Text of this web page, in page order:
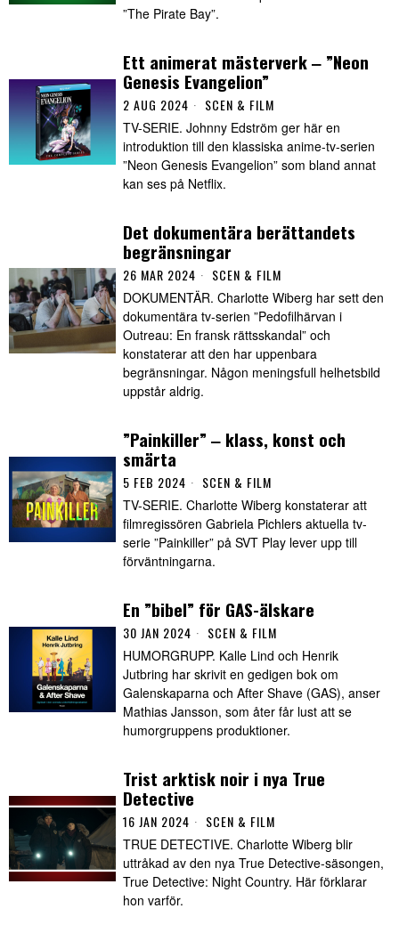
”The Pirate Bay”.
Ett animerat mästerverk ‒ ”Neon
Genesis Evangelion”
2 AUG 2024 SCEN & FILM
TV-SERIE. Johnny Edström ger här en
introduktion till den klassiska anime-tv-serien
”Neon Genesis Evangelion” som bland annat
kan ses på Netflix.
Det dokumentära berättandets
begränsningar
26 MAR 2024 SCEN & FILM
DOKUMENTÄR. Charlotte Wiberg har sett den
dokumentära tv-serien ”Pedofilhärvan i
Outreau: En fransk rättsskandal” och
konstaterar att den har uppenbara
begränsningar. Någon meningsfull helhetsbild
uppstår aldrig.
”Painkiller” ‒ klass, konst och
smärta
5 FEB 2024 SCEN & FILM
TV-SERIE. Charlotte Wiberg konstaterar att
filmregissören Gabriela Pichlers aktuella tv-
serie ”Painkiller” på SVT Play lever upp till
förväntningarna.
En ”bibel” för GAS-älskare
30 JAN 2024 SCEN & FILM
HUMORGRUPP. Kalle Lind och Henrik
Jutbring har skrivit en gedigen bok om
Galenskaparna och After Shave (GAS), anser
Mathias Jansson, som åter får lust att se
humorgruppens produktioner.
Trist arktisk noir i nya True
Detective
16 JAN 2024 SCEN & FILM
TRUE DETECTIVE. Charlotte Wiberg blir
uttråkad av den nya True Detective-säsongen,
True Detective: Night Country. Här förklarar
hon varför.